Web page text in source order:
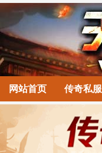
网站首页 传奇私服